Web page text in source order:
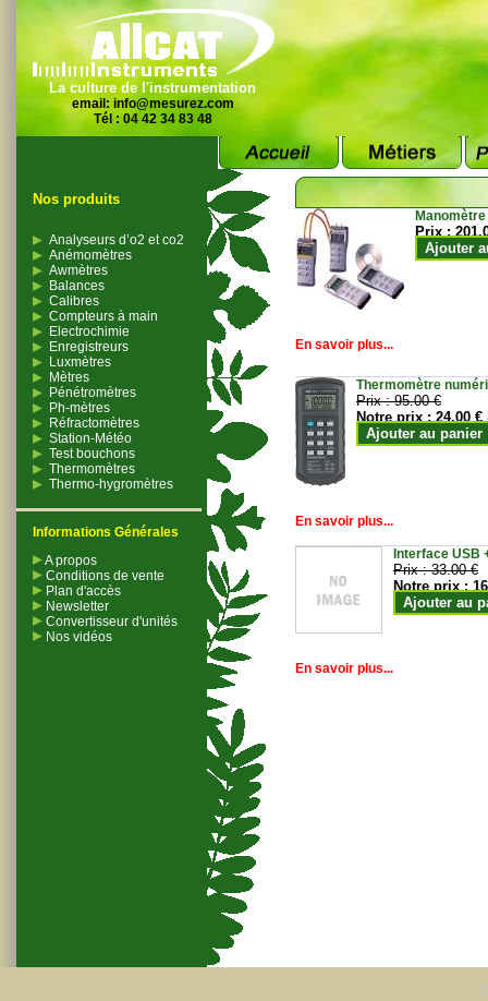
La culture de l'instrumentation
email: info@mesurez.com
Tél : 04 42 34 83 48
Nos produits
Analyseurs d’o2 et co2
Anémomètres
Awmètres
Balances
Calibres
Compteurs à main
Electrochimie
Enregistreurs
Luxmètres
Mètres
Pénétromètres
Ph-mètres
Réfractomètres
Station-Météo
Test bouchons
Thermomètres
Thermo-hygromètres
Informations Générales
A propos
Conditions de vente
Plan d'accès
Newsletter
Convertisseur d'unités
Nos vidéos
Prix :
Ajouter
En savoir plus...
Thermomètre
Prix :95.00 €
Notre prix :24.00 €
Ajouter au panier
En savoir plus...
Interface USB
Prix :33.00 €
Notre prix :
Ajouter au
En savoir plus...